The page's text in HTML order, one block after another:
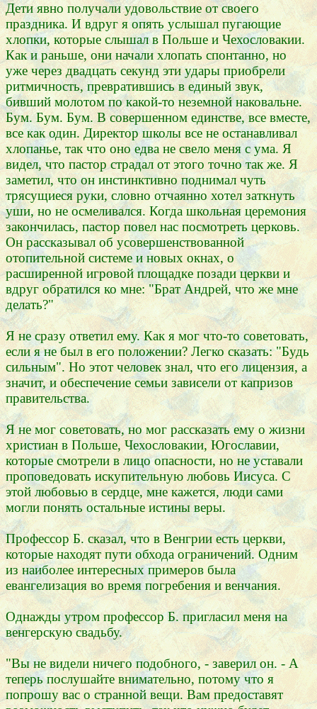
Дети явно получали удовольствие от своего
праздника. И вдруг я опять услышал пугающие
хлопки, которые слышал в Польше и Чехословакии.
Как и раньше, они начали хлопать спонтанно, но
уже через двадцать секунд эти удары приобрели
ритмичность, превратившись в единый звук,
бивший молотом по какой-то неземной наковальне.
Бум. Бум. Бум. В совершенном единстве, все вместе,
все как один. Директор школы все не останавливал
хлопанье, так что оно едва не свело меня с ума. Я
видел, что пастор страдал от этого точно так же. Я
заметил, что он инстинктивно поднимал чуть
трясущиеся руки, словно отчаянно хотел заткнуть
уши, но не осмеливался. Когда школьная церемония
закончилась, пастор повел нас посмотреть церковь.
Он рассказывал об усовершенствованной
отопительной системе и новых окнах, о
расширенной игровой площадке позади церкви и
вдруг обратился ко мне: "Брат Андрей, что же мне
делать?"
Я не сразу ответил ему. Как я мог что-то советовать,
если я не был в его положении? Легко сказать: "Будь
сильным". Но этот человек знал, что его лицензия, а
значит, и обеспечение семьи зависели от капризов
правительства.
Я не мог советовать, но мог рассказать ему о жизни
христиан в Польше, Чехословакии, Югославии,
которые смотрели в лицо опасности, но не уставали
проповедовать искупительную любовь Иисуса. С
этой любовью в сердце, мне кажется, люди сами
могли понять остальные истины веры.
Профессор Б. сказал, что в Венгрии есть церкви,
которые находят пути обхода ограничений. Одним
из наиболее интересных примеров была
евангелизация во время погребения и венчания.
Однажды утром профессор Б. пригласил меня на
венгерскую свадьбу.
"Вы не видели ничего подобного, - заверил он. - А
теперь послушайте внимательно, потому что я
попрошу вас о странной вещи. Вам предоставят